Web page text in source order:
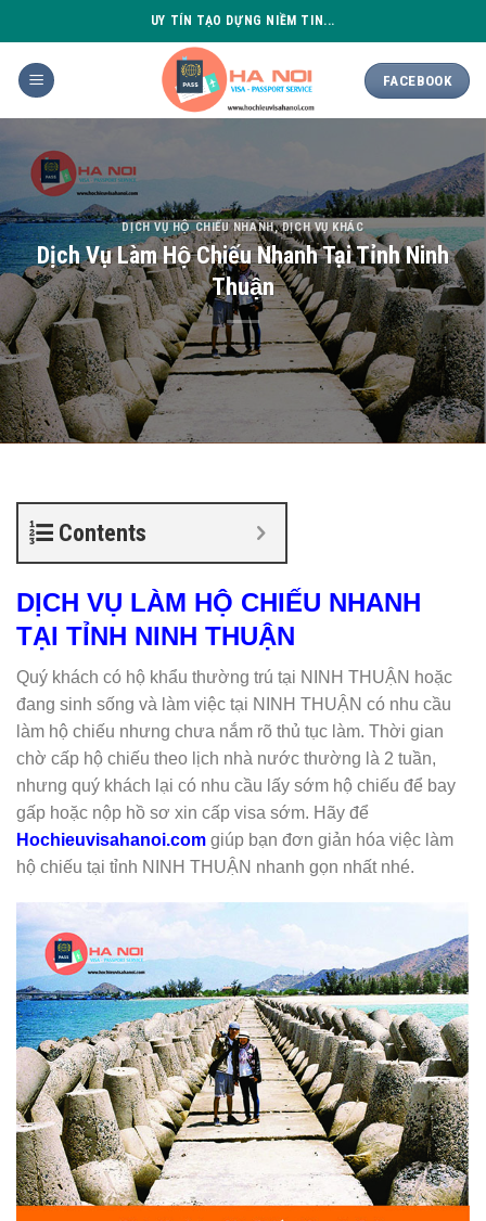
to
content
UY TÍN TẠO DỰNG NIỀM TIN...
FACEBOOK
DỊCH VỤ HỘ CHIẾU NHANH,DỊCH VỤ KHÁC
Dịch Vụ Làm Hộ Chiếu Nhanh Tại Tỉnh Ninh
Thuận
Contents
DỊCH VỤ LÀM HỘ CHIẾU NHANH
TẠI TỈNH NINH THUẬN
Quý khách có hộ khẩu thường trú tại NINH THUẬN hoặc
đang sinh sống và làm việc tại NINH THUẬN có nhu cầu
làm hộ chiếu nhưng chưa nắm rõ thủ tục làm. Thời gian
chờ cấp hộ chiếu theo lịch nhà nước thường là 2 tuần,
nhưng quý khách lại có nhu cầu lấy sớm hộ chiếu để bay
gấp hoặc nộp hồ sơ xin cấp visa sớm. Hãy để
Hochieuvisahanoi.com giúp bạn đơn giản hóa việc làm
hộ chiếu tại tỉnh NINH THUẬN nhanh gọn nhất nhé.